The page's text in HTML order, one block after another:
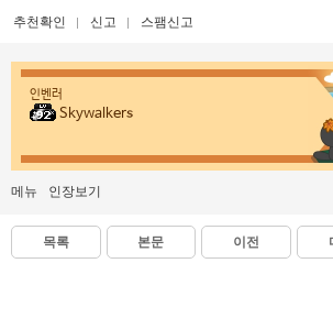
추천확인 신고 스팸신고
인벤러
Skywalkers
메뉴 인장보기
목록 본문 이전